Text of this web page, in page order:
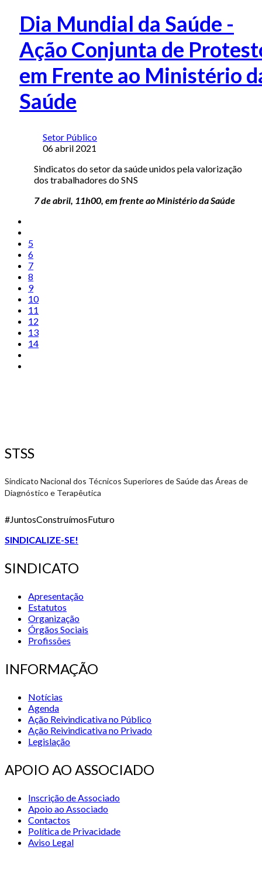
Dia Mundial da Saúde -
Ação Conjunta de
em Frente ao Ministério
Saúde
Setor Público
06 abril 2021
Sindicatos do setor da saúde unidos pela valorização
dos trabalhadores do SNS
7 de abril, 11h00, em frente ao Ministério da Saúde
5
6
7
8
9
10
11
12
13
14
STSS
Sindicato Nacional dos Técnicos Superiores de Saúde das Áreas de
Diagnóstico e Terapêutica
#JuntosConstruímosFuturo
SINDICALIZE-SE!
SINDICATO
Apresentação
Estatutos
Organização
Órgãos Sociais
Profissões
INFORMAÇÃO
Notícias
Agenda
Ação Reivindicativa no Público
Ação Reivindicativa no Privado
Legislação
APOIO AO ASSOCIADO
Inscrição de Associado
Apoio ao Associado
Contactos
Política de Privacidade
Aviso Legal